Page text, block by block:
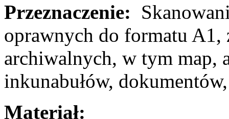
Przeznaczenie:
oprawnych do formatu
archiwalnych, w tym map,
inkunabułów,
Materiał: